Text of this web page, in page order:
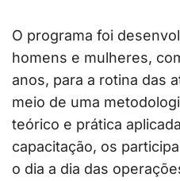
O programa foi
homens e mulheres,
anos, para a rotina das
meio de uma
teórico e prática
capacitação, os
o dia a dia das